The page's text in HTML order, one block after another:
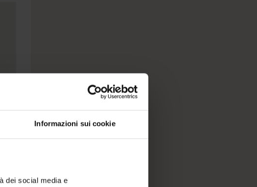
Informazioni sui cookie
dei social media e